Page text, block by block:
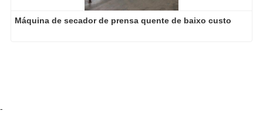
Máquina de secador de prensa quente de baixo custo
-